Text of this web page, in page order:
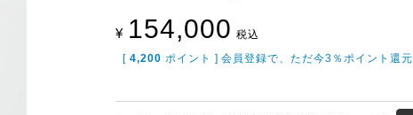
¥ 154,000 税込
[ 4,200 ポイント ] 会員登録で、ただ今3％ポイント還元